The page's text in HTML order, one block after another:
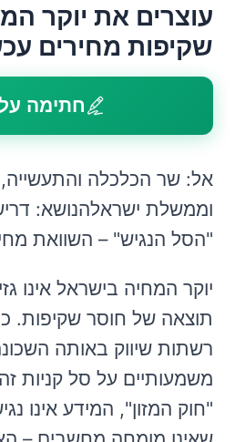
עוצרים את יוקר
שקיפות מחירים
חתימה
אל: שר הכלכלה
וממשלת ישראלהנושא:
"הסל הנגיש" – השוואת
יוקר המחיה בישראל אינו
תוצאה של חוסר שקיפות.
רשתות שיווק באותה
משמעותיים על סל קניות
"חוק המזון", המידע אינו